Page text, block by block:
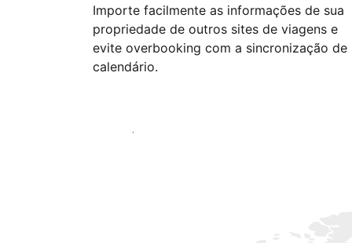
Importe facilmente as informações de sua
propriedade de outros sites de viagens e
evite overbooking com a sincronização de
calendário.
Começar